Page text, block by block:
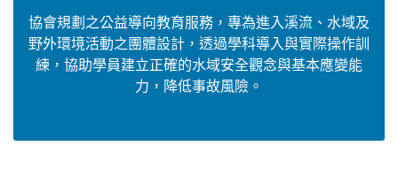
協會規劃之公益導向教育服務，專為進入溪流、水域及
野外環境活動之團體設計，透過學科導入與實際操作訓
練，協助學員建立正確的水域安全觀念與基本應變能
力，降低事故風險。